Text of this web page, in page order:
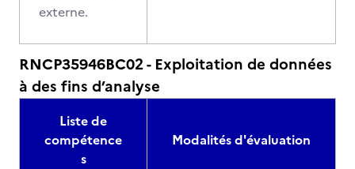
externe.
RNCP35946BC02 - Exploitation de données
à des fins d’analyse
Liste de
compétence
s
Modalités d'évaluation